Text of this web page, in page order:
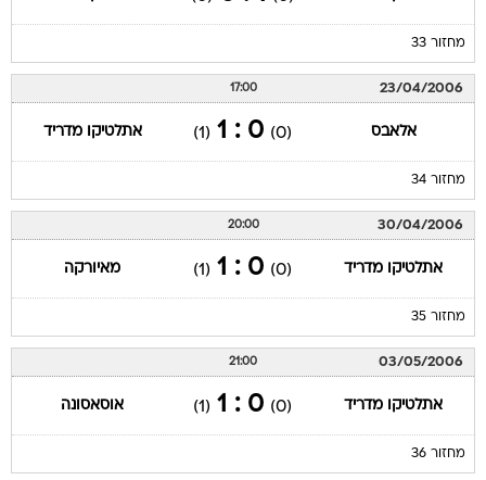
מחזור 33
23/04/2006
17:00
אלאבס (0)
0 : 1
(1) אתלטיקו מדריד
מחזור 34
30/04/2006
20:00
אתלטיקו מדריד (0)
0 : 1
(1) מאיורקה
מחזור 35
03/05/2006
21:00
אתלטיקו מדריד (0)
0 : 1
(1) אוסאסונה
מחזור 36